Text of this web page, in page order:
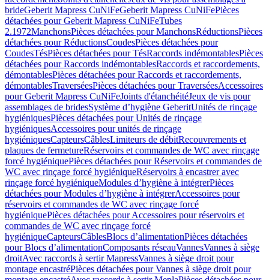
brideGeberit Mapress CuNiFeGeberit Mapress CuNiFePièces
détachées pour Geberit Mapress CuNiFeTubes
2.1972ManchonsPièces détachées pour ManchonsRéductionsPièces
détachées pour RéductionsCoudesPièces détachées pour
CoudesTésPièces détachées pour TésRaccords indémontablesPièces
détachées pour Raccords indémontablesRaccords et raccordements,
démontablesPièces détachées pour Raccords et raccordements,
démontablesTraverséesPièces détachées pour TraverséesAccessoires
pour Geberit Mapress CuNiFeJoints d'étanchéitéJeux de vis pour
assemblages de bridesSystème d’hygiène GeberitUnités de rinçage
hygiéniquesPièces détachées pour Unités de rinçage
hygiéniquesAccessoires pour unités de rinçage
hygiéniquesCapteursCâblesLimiteurs de débitRecouvrements et
plaques de fermetureRéservoirs et commandes de WC avec rinçage
forcé hygiéniquePièces détachées pour Réservoirs et commandes de
WC avec rinçage forcé hygiéniqueRéservoirs à encastrer avec
rinçage forcé hygiéniqueModules d’hygiène à intégrerPièces
détachées pour Modules d’hygiène à intégrerAccessoires pour
réservoirs et commandes de WC avec rinçage forcé
hygiéniquePièces détachées pour Accessoires pour réservoirs et
commandes de WC avec rinçage forcé
hygiéniqueCapteursCâblesBlocs d’alimentationPièces détachées
pour Blocs d’alimentationComposants réseauVannesVannes à siège
droitAvec raccords à sertir MapressVannes à siège droit pour
montage encastréPièces détachées pour Vannes à siège droit pour